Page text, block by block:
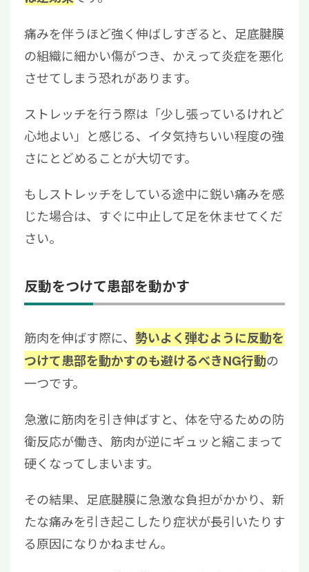
痛みを伴うほど強く伸ばしすぎると、足底腱膜
の組織に細かい傷がつき、かえって炎症を悪化
させてしまう恐れがあります。
ストレッチを行う際は「少し張っているけれど
心地よい」と感じる、イタ気持ちいい程度の強
さにとどめることが大切です。
もしストレッチをしている途中に鋭い痛みを感
じた場合は、すぐに中止して足を休ませてくだ
さい。
反動をつけて患部を動かす
筋肉を伸ばす際に、 勢いよく弾むように反動を
つけて患部を動かすのも避けるべきNG行動の
一つです。
急激に筋肉を引き伸ばすと、体を守るための防
衛反応が働き、筋肉が逆にギュッと縮こまって
硬くなってしまいます。
その結果、足底腱膜に急激な負担がかかり、新
たな痛みを引き起こしたり症状が長引いたりす
る原因になりかねません。